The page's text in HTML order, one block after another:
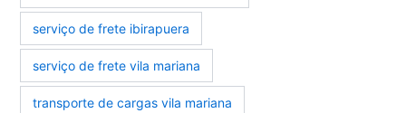
serviço de frete ibirapuera
serviço de frete vila mariana
transporte de cargas vila mariana